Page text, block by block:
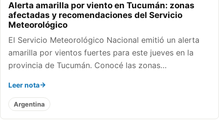
Alerta amarilla por viento en Tucumán: zonas
afectadas y recomendaciones del Servicio
Meteorológico
El Servicio Meteorológico Nacional emitió un alerta
amarilla por vientos fuertes para este jueves en la
provincia de Tucumán. Conocé las zonas…
Leer nota
Argentina